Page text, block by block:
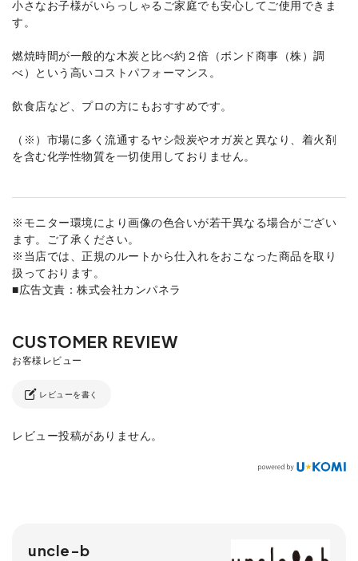
小さなお子様がいらっしゃるご家庭でも安心してご使用できま
す。
燃焼時間が一般的な木炭と比べ約２倍（ボンド商事（株）調
べ）という高いコストパフォーマンス。
飲食店など、プロの方にもおすすめです。
（※）市場に多く流通するヤシ殻炭やオガ炭と異なり、着火剤
を含む化学性物質を一切使用しておりません。
※モニター環境により画像の色合いが若干異なる場合がござい
ます。ご了承ください。
※当店では、正規のルートから仕入れをおこなった商品を取り
扱っております。
■広告文責：株式会社カンパネラ
レビューを書く
レビュー投稿がありません。
uncle-b